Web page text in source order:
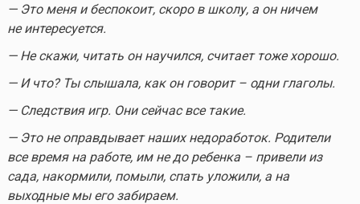
— Это меня и беспокоит, скоро в школу, а он ничем
не интересуется.
— Не скажи, читать он научился, считает тоже хорошо.
— И что? Ты слышала, как он говорит – одни глаголы.
— Следствия игр. Они сейчас все такие.
— Это не оправдывает наших недоработок. Родители
все время на работе, им не до ребенка – привели из
сада, накормили, помыли, спать уложили, а на
выходные мы его забираем.